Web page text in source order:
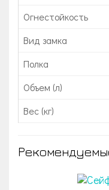
Огнестойкость
Вид замка
Полка
Объем (л)
Вес (кг)